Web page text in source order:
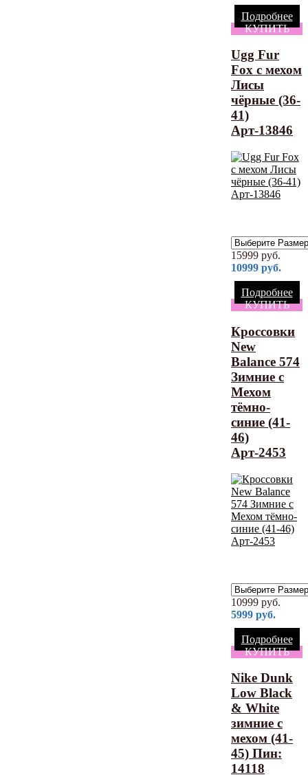
Подробнее
КУПИТЬ
Ugg Fur
Fox с мехом
Лисы
чёрные (36-
41)
Арт-13846
15999 руб.
10999 руб.
Подробнее
КУПИТЬ
Кроссовки
New
Balance 574
Зимние с
Мехом
тёмно-
синие (41-
46)
Арт-2453
10999 руб.
5999 руб.
Подробнее
КУПИТЬ
Nike Dunk
Low Black
& White
зимние с
мехом (41-
45) Пин:
14118